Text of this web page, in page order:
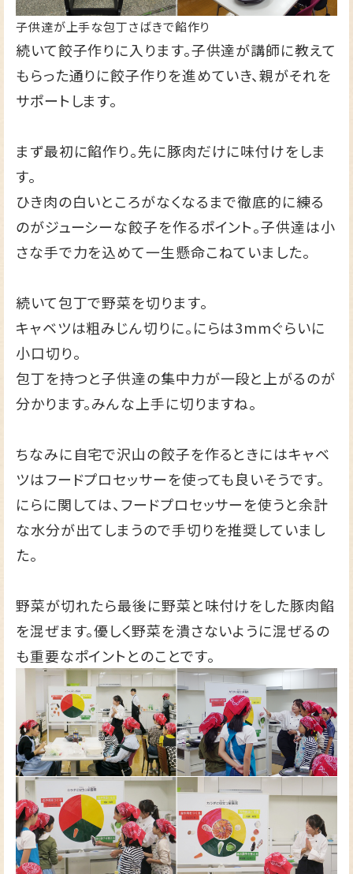
子供達が上手な包丁さばきで餡作り
続いて餃子作りに入ります。子供達が講師に教えて
もらった通りに餃子作りを進めていき、親がそれを
サポートします。
まず最初に餡作り。先に豚肉だけに味付けをしま
す。
ひき肉の白いところがなくなるまで徹底的に練る
のがジューシーな餃子を作るポイント。子供達は小
さな手で力を込めて一生懸命こねていました。
続いて包丁で野菜を切ります。
キャベツは粗みじん切りに。にらは3mmぐらいに
小口切り。
包丁を持つと子供達の集中力が一段と上がるのが
分かります。みんな上手に切りますね。
ちなみに自宅で沢山の餃子を作るときにはキャベ
ツはフードプロセッサーを使っても良いそうです。
にらに関しては、フードプロセッサーを使うと余計
な水分が出てしまうので手切りを推奨していまし
た。
野菜が切れたら最後に野菜と味付けをした豚肉餡
を混ぜます。優しく野菜を潰さないように混ぜるの
も重要なポイントとのことです。